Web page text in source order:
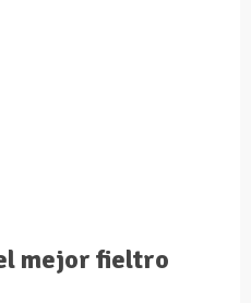
mejor fieltro